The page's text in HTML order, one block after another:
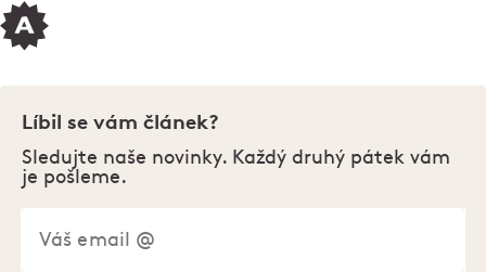
Líbil se vám článek?
Sledujte naše novinky. Každý druhý pátek vám
je pošleme.